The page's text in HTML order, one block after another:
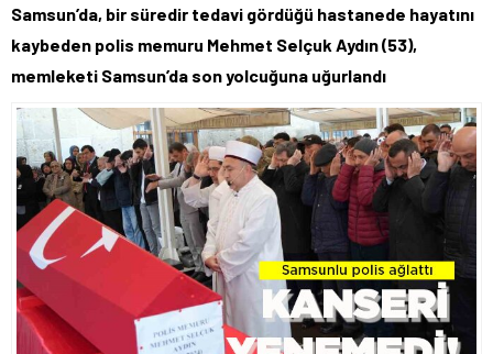
Samsun’da, bir süredir tedavi gördüğü hastanede hayatını
kaybeden polis memuru Mehmet Selçuk Aydın (53),
memleketi Samsun’da son yolcuğuna uğurlandı